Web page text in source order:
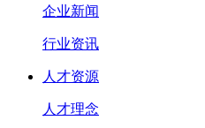
企业新闻
行业资讯
人才资源
人才理念